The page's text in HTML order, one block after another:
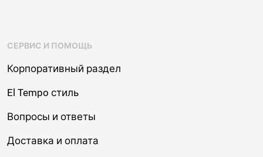
СЕРВИС И ПОМОЩЬ
Корпоративный раздел
El Tempo стиль
Вопросы и ответы
Доставка и оплата